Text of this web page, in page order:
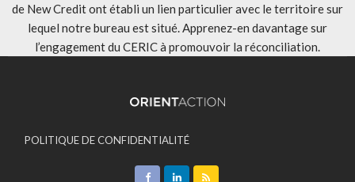
de New Credit ont établi un lien particulier avec le territoire sur
lequel notre bureau est situé. Apprenez-en davantage sur
l’engagement du CERIC à promouvoir la réconciliation.
POLITIQUE DE CONFIDENTIALITÉ
ACCEPTATION DES MODALITÉS CONTACT